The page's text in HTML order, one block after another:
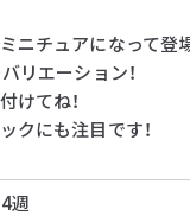
ニチュアになって登場
リエーション！
けてね！
クにも注目です！
週